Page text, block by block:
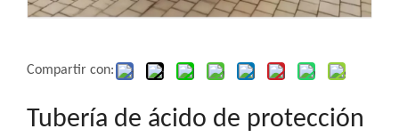
Compartir con:
Tubería de ácido de protección